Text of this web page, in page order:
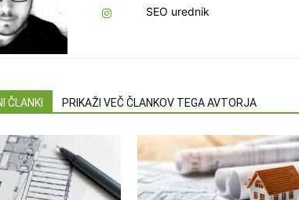
SEO urednik
ČLANKI PRIKAŽI VEČ ČLANKOV TEGA AVTORJA